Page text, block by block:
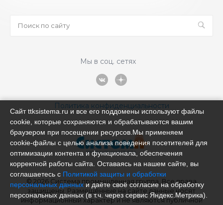
Мы в соц. сетях
Политика конфиденциальности
© 2026 Система промышленная группа, Все права
защищены. Размещённые на сайте данные носят
информационный характер и не являются публичной
Сайт ttksistema.ru и все его поддомены используют файлы
cookie, которые сохраняются и обрабатываются вашим
браузером при посещении ресурсов.Мы применяем
cookie‑файлы с целью анализа поведения посетителей для
оптимизации контента и функционала, обеспечения
корректной работы сайта. Оставаясь на нашем сайте, вы
соглашаетесь с Политикой защиты и обработки
персональных данныхи даёте своё согласие на обработку
персональных данных (в т.ч. через сервис Яндекс.Метрика).